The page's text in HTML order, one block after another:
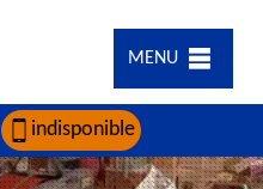
MENU
indisponible